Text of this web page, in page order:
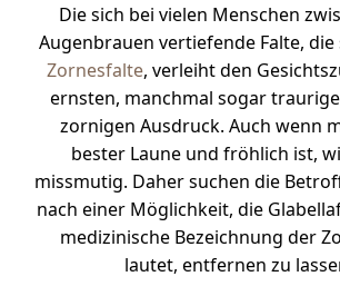
Die sich bei vielen Menschen
Augenbrauen vertiefende Falte,
Zornesfalte, verleiht den
ernsten, manchmal sogar
zornigen Ausdruck. Auch wenn
bester Laune und fröhlich ist,
missmutig. Daher suchen die
nach einer Möglichkeit, die
medizinische Bezeichnung der
lautet, entfernen zu